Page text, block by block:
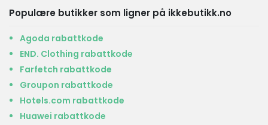
Populære butikker som ligner på ikkebutikk.no
Agoda rabattkode
END. Clothing rabattkode
Farfetch rabattkode
Groupon rabattkode
Hotels.com rabattkode
Huawei rabattkode